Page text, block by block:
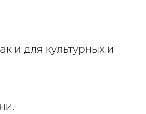
и для культурных и